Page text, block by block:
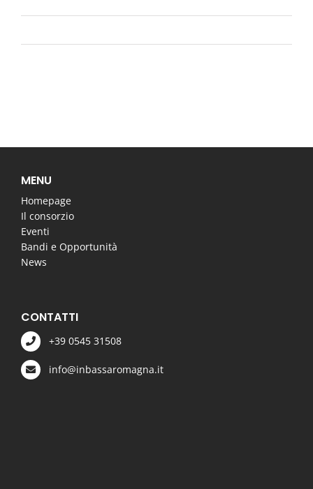
MENU
Homepage
Il consorzio
Eventi
Bandi e Opportunità
News
CONTATTI
+39 0545 31508
info@inbassaromagna.it